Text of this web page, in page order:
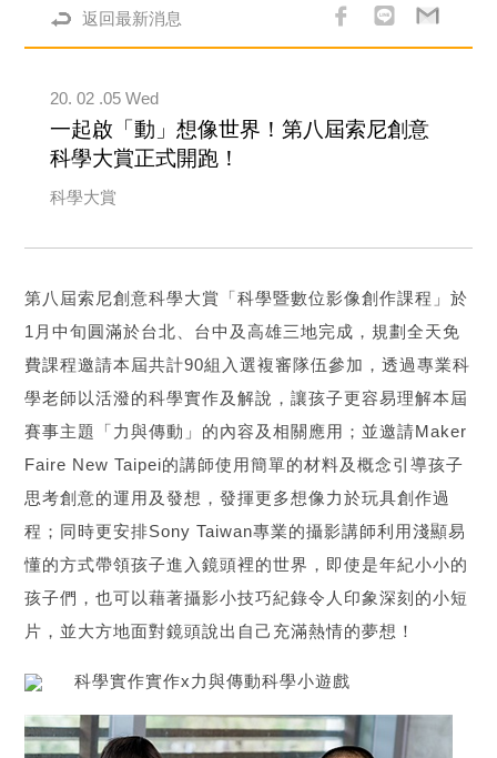
返回最新消息
20. 02 .05 Wed
一起啟「動」想像世界！第八屆索尼創意
科學大賞正式開跑！
科學大賞
第八屆索尼創意科學大賞「科學暨數位影像創作課程」於
1月中旬圓滿於台北、台中及高雄三地完成，規劃全天免
費課程邀請本屆共計90組入選複審隊伍參加，透過專業科
學老師以活潑的科學實作及解說，讓孩子更容易理解本屆
賽事主題「力與傳動」的內容及相關應用；並邀請Maker
Faire New Taipei的講師使用簡單的材料及概念引導孩子
思考創意的運用及發想，發揮更多想像力於玩具創作過
程；同時更安排Sony Taiwan專業的攝影講師利用淺顯易
懂的方式帶領孩子進入鏡頭裡的世界，即使是年紀小小的
孩子們，也可以藉著攝影小技巧紀錄令人印象深刻的小短
片，並大方地面對鏡頭說出自己充滿熱情的夢想！
科學實作實作x力與傳動科學小遊戲